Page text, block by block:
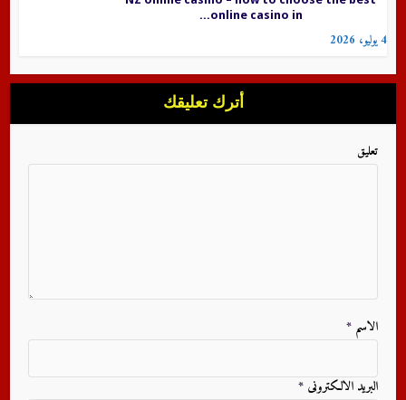
online casino in...
4 يوليو، 2026
أترك تعليقك
تعليق
الاسم *
البريد الالكترونى *